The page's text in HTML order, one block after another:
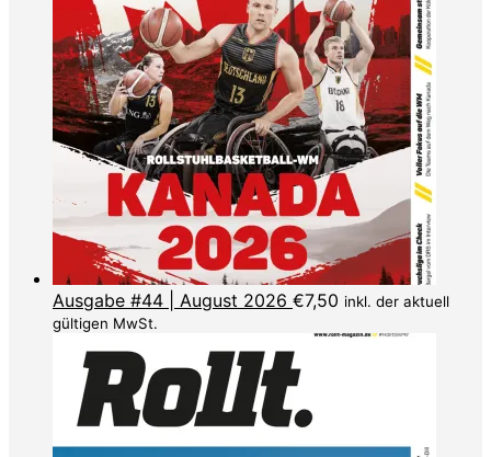
Ausgabe #44 | August 2026 €7,50 inkl. der aktuell
gültigen MwSt.